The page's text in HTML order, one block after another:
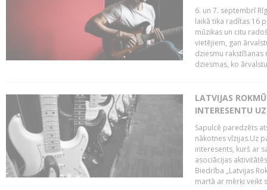
6. un 7. septembrī
laikā tika radītas 16
mūzikas un citu
vietējiem, gan
dziesmu
dziesmas, ko
LATVIJAS
INTERESENTU
Sapulcē paredzēts
nākotnes vīzijas.Uz
interesents, kurš ar
asociācijas
Biedrība „Latvijas
martā ar mērķi veikt